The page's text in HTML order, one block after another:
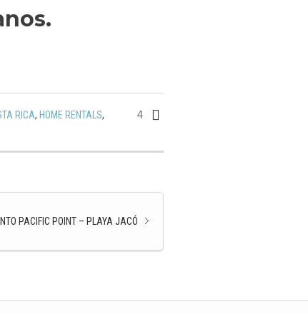
4
RICA, HOME RENTALS,
PACIFIC POINT – PLAYA JACÓ